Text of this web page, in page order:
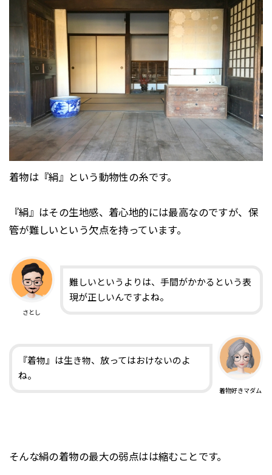
着物は『絹』という動物性の糸です。
『絹』はその生地感、着心地的には最高なのですが、保
管が難しいという欠点を持っています。
さとし
難しいというよりは、手間がかかるという表
現が正しいんですよね。
着物好きマダム
『着物』は生き物、放ってはおけないのよ
ね。
そんな絹の着物の最大の弱点はは縮むことです。